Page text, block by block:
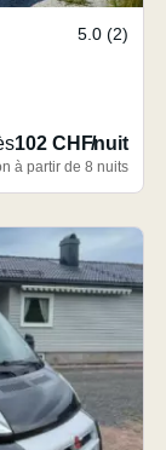
5.0 (2)
102 CHF/nuit
à partir de 8 nuits